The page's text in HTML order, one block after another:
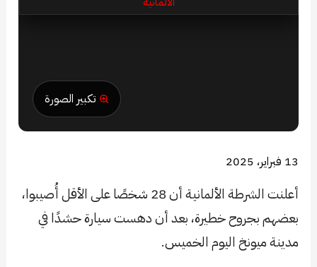
تكبير الصورة
13 فبراير، 2025
أعلنت الشرطة الألمانية أن 28 شخصًا على الأقل أُصيبوا،
بعضهم بجروح خطيرة، بعد أن دهست سيارة حشدًا في
مدينة ميونخ اليوم الخميس.